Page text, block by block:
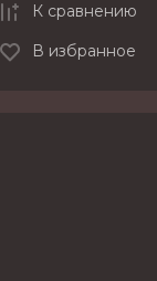
К сравнению
В избранное